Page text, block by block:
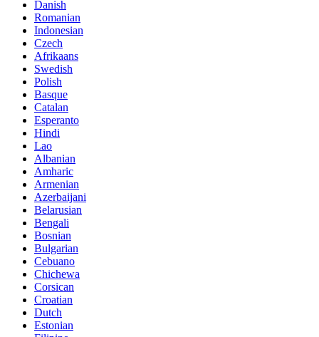
Danish
Romanian
Indonesian
Czech
Afrikaans
Swedish
Polish
Basque
Catalan
Esperanto
Hindi
Lao
Albanian
Amharic
Armenian
Azerbaijani
Belarusian
Bengali
Bosnian
Bulgarian
Cebuano
Chichewa
Corsican
Croatian
Dutch
Estonian